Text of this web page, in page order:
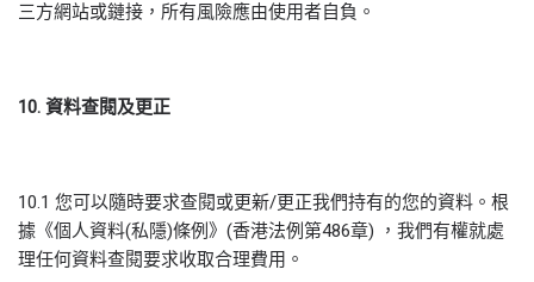
三方網站或鏈接，所有風險應由使用者自負。
10. 資料查閱及更正
10.1 您可以隨時要求查閱或更新/更正我們持有的您的資料。根
據《個人資料(私隱)條例》(香港法例第486章) ，我們有權就處
理任何資料查閱要求收取合理費用。